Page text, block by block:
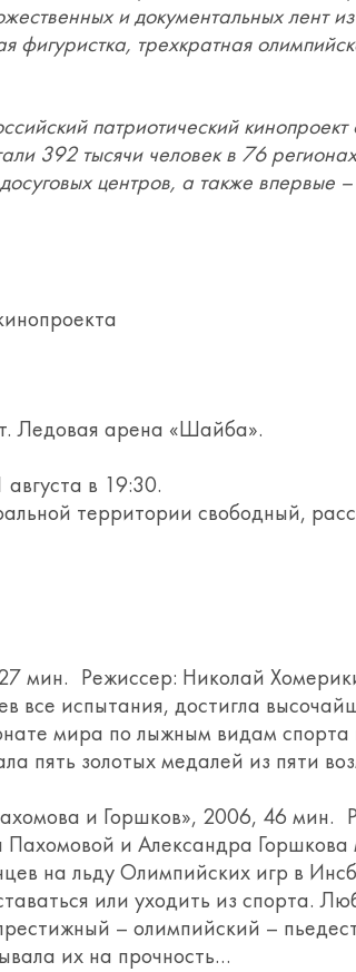
и документальных лент
фигуристка, трехкратная
патриотический
392 тысячи человек в 76
центров, а также впервые
Ледовая арена «Шайба».
в 19:30.
территории свободный,
мин. Режиссер: Николай
все испытания, достигла
мира по лыжным видам спорта
пять золотых медалей из пяти
и Горшков», 2006, 46 мин.
и Александра Горшкова
на льду Олимпийских игр в
или уходить из спорта.
– олимпийский –
их на прочность…